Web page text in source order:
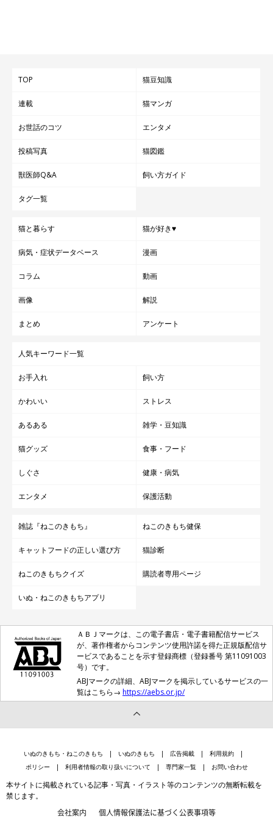
TOP 猫豆知識
連載 猫マンガ
お世話のコツ エンタメ
投稿写真 猫図鑑
獣医師Q&A 飼い方ガイド
タグ一覧
猫と暮らす 猫が好き♥
病気・症状データベース 漫画
コラム 動画
画像 解説
まとめ アンケート
人気キーワード一覧
お手入れ 飼い方
かわいい ストレス
あるある 雑学・豆知識
猫グッズ 食事・フード
しぐさ 健康・病気
エンタメ 保護活動
雑誌『ねこのきもち』 ねこのきもち健保
キャットフードの正しい選び方 猫診断
ねこのきもちクイズ 購読者専用ページ
いぬ・ねこのきもちアプリ
ＡＢＪマークは、この電子書店・電子書籍配信サービス
が、著作権者からコンテンツ使用許諾を得た正規版配信サ
ービスであることを示す登録商標（登録番号 第11091003
号）です。
ABJマークの詳細、ABJマークを掲示しているサービスの一
覧はこちら→ https://aebs.or.jp/
いぬのきもち・ねこのきもち いぬのきもち 広告掲載
利用規約
ポリシー
利用者情報の取り扱いについて 専門家一覧 お問い合わせ
本サイトに掲載されている記事・写真・イラスト等のコンテンツの無断転載を
禁じます。
会社案内 個人情報保護法に基づく公表事項等